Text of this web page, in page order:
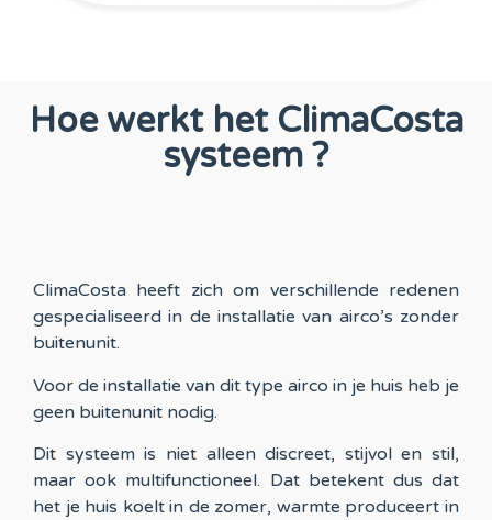
Hoe werkt het ClimaCosta
systeem ?
ClimaCosta heeft zich om verschillende redenen
gespecialiseerd in de installatie van airco’s zonder
buitenunit.
Voor de installatie van dit type airco in je huis heb je
geen buitenunit nodig.
Dit systeem is niet alleen discreet, stijvol en stil,
maar ook multifunctioneel. Dat betekent dus dat
het je huis koelt in de zomer, warmte produceert in